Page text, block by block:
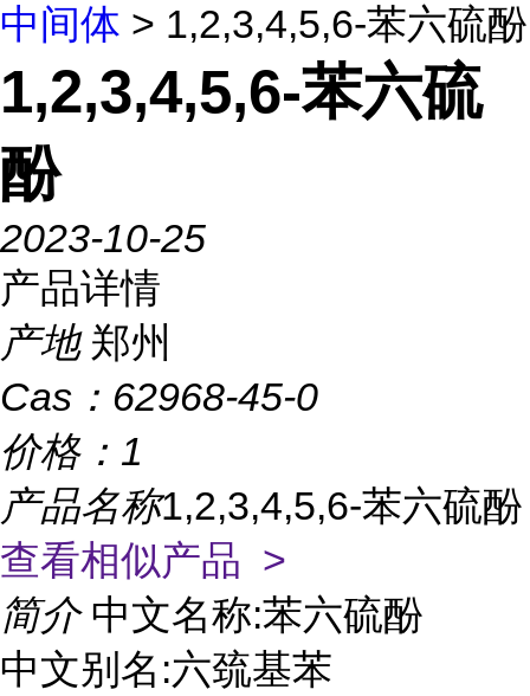
中间体 > 1,2,3,4,5,6-苯六硫酚
1,2,3,4,5,6-苯六硫
酚
2023-10-25
产品详情
产地 郑州
Cas： 62968-45-0
价格： 1
产品名称1,2,3,4,5,6-苯六硫酚
查看相似产品 >
简介 中文名称:苯六硫酚
中文别名:六巯基苯